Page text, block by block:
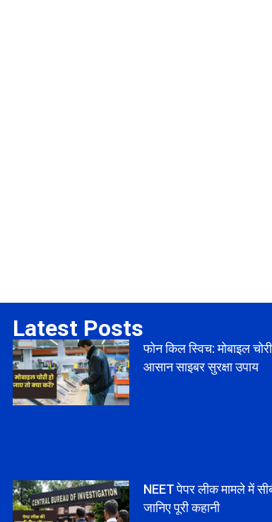
Latest Posts
फोन किल स्विच: मोबाइल
आसान साइबर सुरक्षा उपाय
NEET पेपर लीक मामले में
जानिए पूरी कहानी